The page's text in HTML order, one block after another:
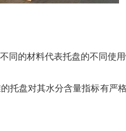
的材料代表托盘的不同使
盘对其水分含量指标有严